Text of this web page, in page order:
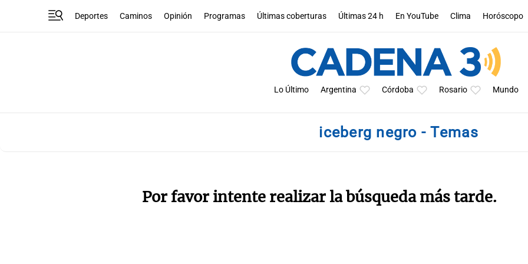
Deportes Caminos Opinión Programas Últimas coberturas Últimas 24 h En YouTube Clima Horóscopo
Lo Último Argentina Córdoba Rosario Mundo
iceberg negro - Temas
Por favor intente realizar la búsqueda más tarde.